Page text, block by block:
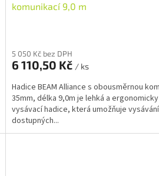
komunikací 9,0 m
5 050 Kč bez DPH
6 110,50 Kč / ks
Hadice BEAM Alliance s obousměrnou
35mm, délka 9,0m je lehká a
vysávací hadice, která umožňuje
dostupných...